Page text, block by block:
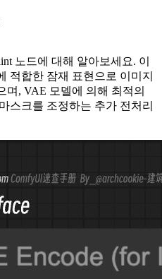
노드에 대해 알아보세요. 이
적합한 잠재 표현으로 이미지
며, VAE 모델에 의해 최적의
스크를 조정하는 추가 전처리